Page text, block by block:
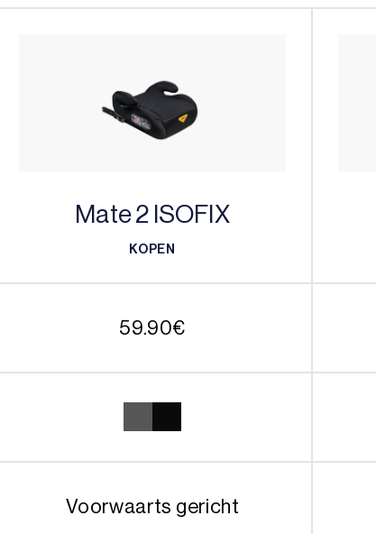
Mate 2 ISOFIX
KOPEN
59.90€
Voorwaarts gericht